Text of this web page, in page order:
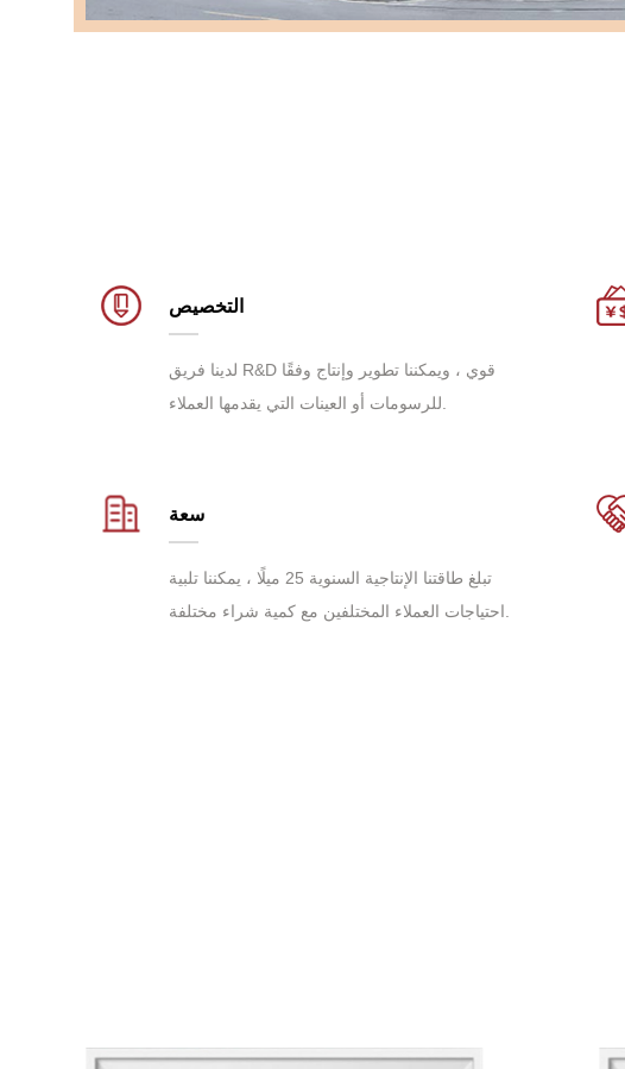
التخصيص
لدينا فريق R&D قوي ، ويمكننا تطوير وإنتاج وفقًا
سعة
تبلغ طاقتنا الإنتاجية السنوية 25 ميلًا ، يمكننا تلبية